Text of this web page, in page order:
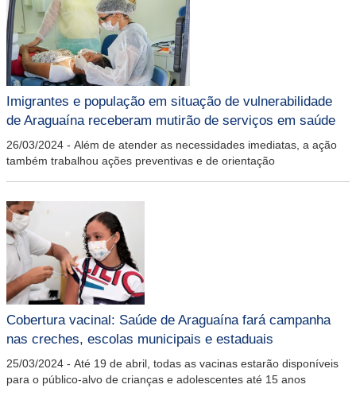
Imigrantes e população em situação de vulnerabilidade
de Araguaína receberam mutirão de serviços em saúde
26/03/2024 - Além de atender as necessidades imediatas, a ação
também trabalhou ações preventivas e de orientação
Cobertura vacinal: Saúde de Araguaína fará campanha
nas creches, escolas municipais e estaduais
25/03/2024 - Até 19 de abril, todas as vacinas estarão disponíveis
para o público-alvo de crianças e adolescentes até 15 anos